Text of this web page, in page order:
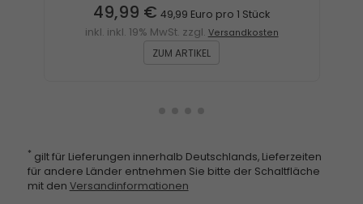
49,99 € 49,99 Euro pro 1 Stück
inkl. inkl. 19% MwSt. zzgl. Versandkosten
ZUM ARTIKEL
* gilt für Lieferungen innerhalb Deutschlands, Lieferzeiten
für andere Länder entnehmen Sie bitte der Schaltfläche
mit den Versandinformationen